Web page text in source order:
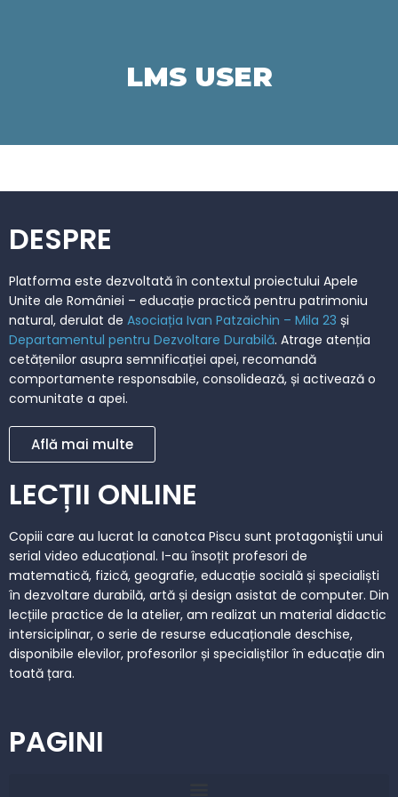
LMS USER
DESPRE
Platforma este dezvoltată în contextul proiectului Apele
Unite ale României – educație practică pentru patrimoniu
natural, derulat de Asociația Ivan Patzaichin – Mila 23 și
Departamentul pentru Dezvoltare Durabilă. Atrage atenția
cetățenilor asupra semnificației apei, recomandă
comportamente responsabile, consolidează, și activează o
comunitate a apei.
Află mai multe
LECȚII ONLINE
Copiii care au lucrat la canotca Piscu sunt protagoniştii unui
serial video educațional. I-au însoțit profesori de
matematică, fizică, geografie, educație socială și specialiști
în dezvoltare durabilă, artă și design asistat de computer. Din
lecțiile practice de la atelier, am realizat un material didactic
intersiciplinar, o serie de resurse educaționale deschise,
disponibile elevilor, profesorilor și specialiștilor în educație din
toată țara.
PAGINI